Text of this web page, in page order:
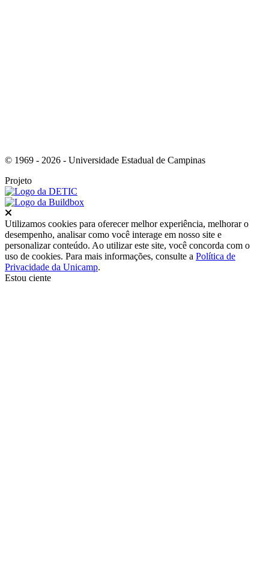
© 1969 - 2026 - Universidade Estadual de Campinas
Projeto
Utilizamos cookies para oferecer melhor experiência, melhorar o
desempenho, analisar como você interage em nosso site e
personalizar conteúdo. Ao utilizar este site, você concorda com o
uso de cookies. Para mais informações, consulte a Política de
Privacidade da Unicamp.
Estou ciente